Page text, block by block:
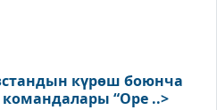
күрөш боюнча
“Ope ..>